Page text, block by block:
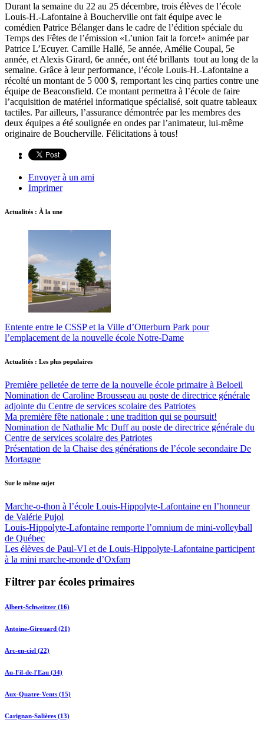
Durant la semaine du 22 au 25 décembre, trois élèves de l’école
Louis-H.-Lafontaine à Boucherville ont fait équipe avec le
comédien Patrice Bélanger dans le cadre de l’édition spéciale du
Temps des Fêtes de l’émission «L’union fait la force!» animée par
Patrice L’Ecuyer. Camille Hallé, 5e année, Amélie Coupal, 5e
année, et Alexis Girard, 6e année, ont été brillants tout au long de la
semaine. Grâce à leur performance, l’école Louis-H.-Lafontaine a
récolté un montant de 5 000 $, remportant les cinq parties contre une
équipe de Beaconsfield. Ce montant permettra à l’école de faire
l’acquisition de matériel informatique spécialisé, soit quatre tableaux
tactiles. Par ailleurs, l’assurance démontrée par les membres des
deux équipes a été soulignée en ondes par l’animateur, lui-même
originaire de Boucherville. Félicitations à tous!
Envoyer à un ami
Imprimer
Actualités : À la une
Entente entre le CSSP et la Ville d’Otterburn Park pour
l’emplacement de la nouvelle école Notre-Dame
Actualités : Les plus populaires
Première pelletée de terre de la nouvelle école primaire à Beloeil
Nomination de Caroline Brousseau au poste de directrice générale
adjointe du Centre de services scolaire des Patriotes
Ma première fête nationale : une tradition qui se poursuit!
Nomination de Nathalie Mc Duff au poste de directrice générale du
Centre de services scolaire des Patriotes
Présentation de la Chaise des générations de l’école secondaire De
Mortagne
Sur le même sujet
Marche-o-thon à l’école Louis-Hippolyte-Lafontaine en l’honneur
de Valérie Pujol
Louis-Hippolyte-Lafontaine remporte l’omnium de mini-volleyball
de Québec
Les élèves de Paul-VI et de Louis-Hippolyte-Lafontaine participent
à la mini marche-monde d’Oxfam
Filtrer par écoles primaires
Albert-Schweitzer (16)
Antoine-Girouard (21)
Arc-en-ciel (22)
Au-Fil-de-l'Eau (34)
Aux-Quatre-Vents (15)
Carignan-Salières (13)